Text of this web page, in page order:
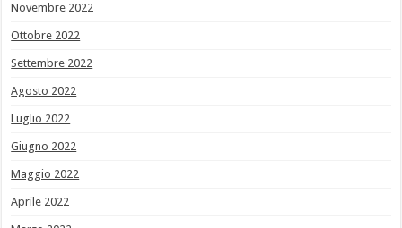
Novembre 2022
Ottobre 2022
Settembre 2022
Agosto 2022
Luglio 2022
Giugno 2022
Maggio 2022
Aprile 2022